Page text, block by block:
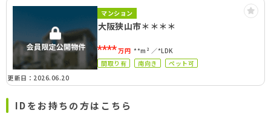
マンション
大阪狭山市＊＊＊＊
****万円 **m²
*LDK
間取り有
南向き
ペット可
更新日：2026.06.20
IDをお持ちの方はこちら